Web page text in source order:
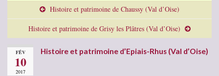
Histoire et patrimoine de Chaussy (Val d’Oise)
Histoire et patrimoine de Grisy les Plâtres (Val d’Oise)
FÉV
10
2017
Histoire et patrimoine d’Epiais-Rhus (Val d’Oise)